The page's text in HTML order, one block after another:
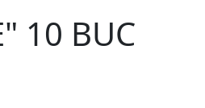
10 BUC